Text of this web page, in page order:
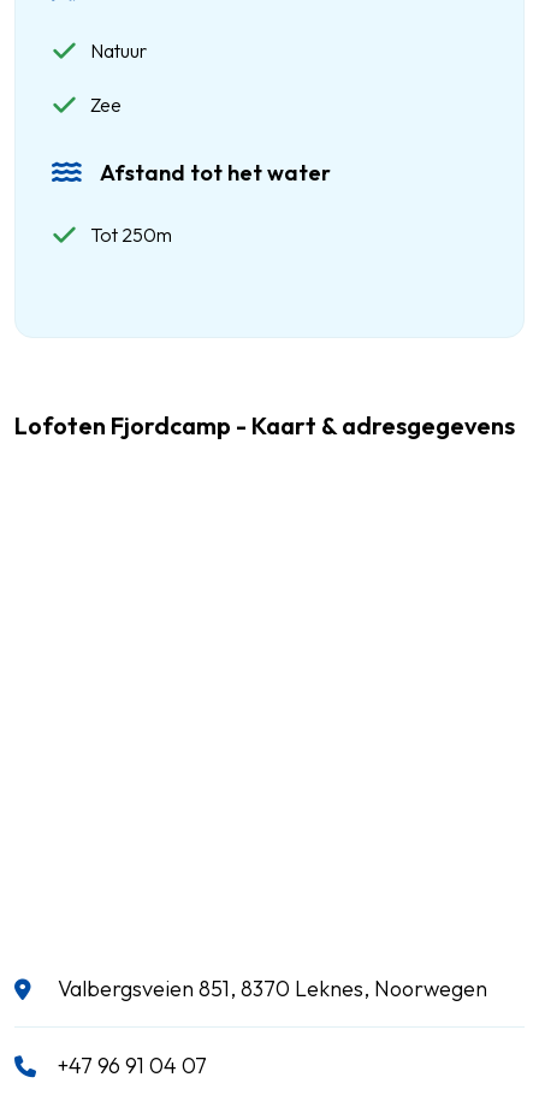
Natuur
Zee
Afstand tot het water
Tot 250m
Lofoten Fjordcamp - Kaart & adresgegevens
Valbergsveien 851, 8370 Leknes, Noorwegen
+47 96 91 04 07